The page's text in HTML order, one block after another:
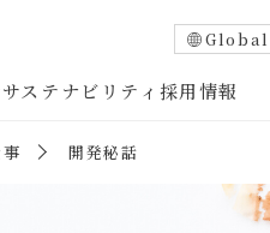
Global
サステナビリティ 採用情報
開発秘話